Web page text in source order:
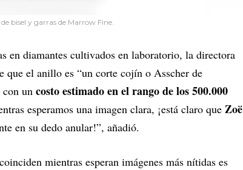
bisel y garras de Marrow Fine.
en diamantes cultivados en laboratorio, la directora
que el anillo es “un corte cojín o Asscher de
con un costo estimado en el rango de los 500.000
esperamos una imagen clara, ¡está claro que Zoë
en su dedo anular!”, añadió.
mientras esperan imágenes más nítidas es